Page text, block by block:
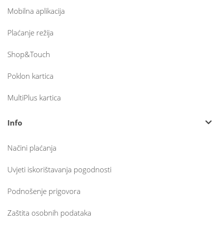
Mobilna aplikacija
Plaćanje režija
Shop&Touch
Poklon kartica
MultiPlus kartica
Info
Načini plaćanja
Uvjeti iskorištavanja pogodnosti
Podnošenje prigovora
Zaštita osobnih podataka